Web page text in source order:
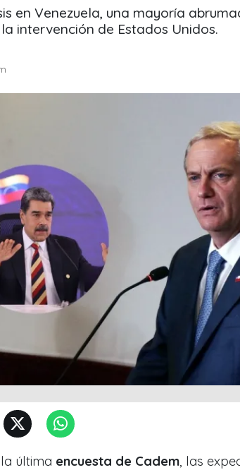
en Venezuela, una mayoría
intervención de Estados Unidos.
última encuesta de Cadem , las